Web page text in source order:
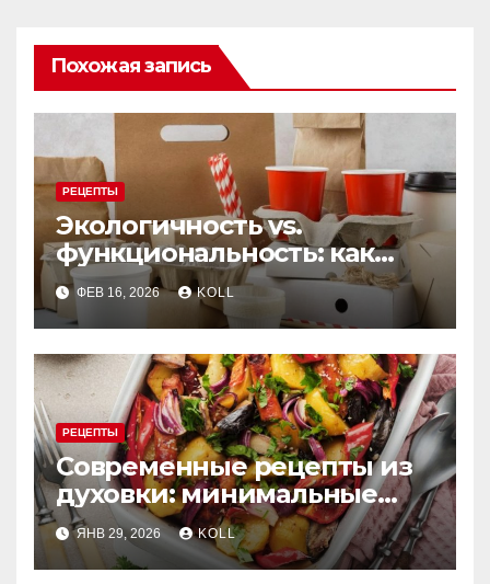
Похожая запись
РЕЦЕПТЫ
Экологичность vs.
функциональность: как
выбрать бумажную посуду
для заведения
ФЕВ 16, 2026 KOLL
РЕЦЕПТЫ
Современные рецепты из
духовки: минимальные
усилия, максимум вкуса
ЯНВ 29, 2026 KOLL